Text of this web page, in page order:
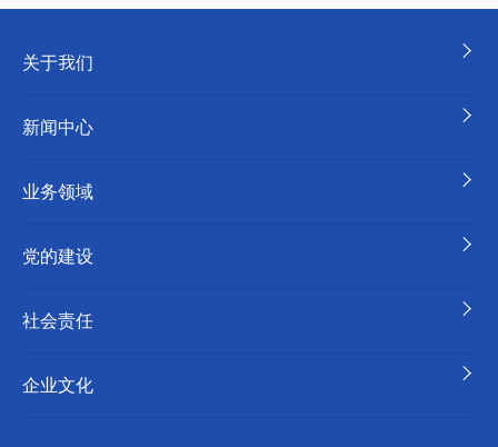
关于我们
新闻中心
业务领域
党的建设
社会责任
企业文化